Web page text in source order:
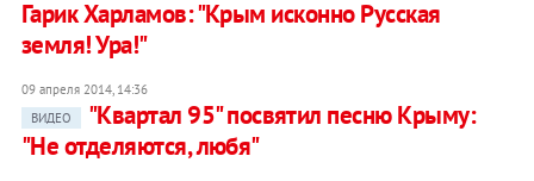
Гарик Харламов: "Крым исконно Русская
земля! Ура!"
09 апреля 2014, 14:36
ВИДЕО
"Квартал 95" посвятил песню Крыму:
"Не отделяются, любя"